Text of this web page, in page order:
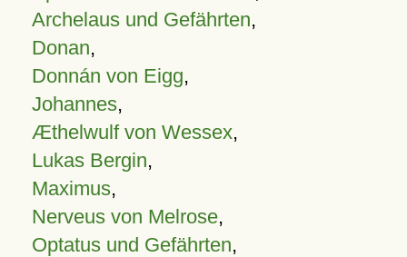
Archelaus und Gefährten,
Donan,
Donnán von Eigg,
Johannes,
Æthelwulf von Wessex,
Lukas Bergin,
Maximus,
Nerveus von Melrose,
Optatus und Gefährten,